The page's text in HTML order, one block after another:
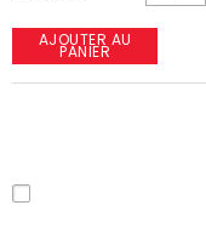
AJOUTER AU
PANIER